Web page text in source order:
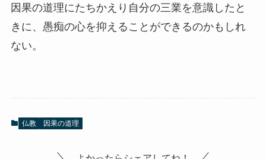
因果の道理にたちかえり自分の三業を意識したと
きに、愚痴の心を抑えることができるのかもしれ
ない。
仏教 因果の道理